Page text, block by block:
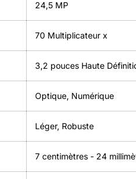
‎24,5 MP
‎70 Multiplicateur x
‎3,2 pouces Haute
‎Optique, Numérique
Léger, Robuste
‎7 centimètres - 24